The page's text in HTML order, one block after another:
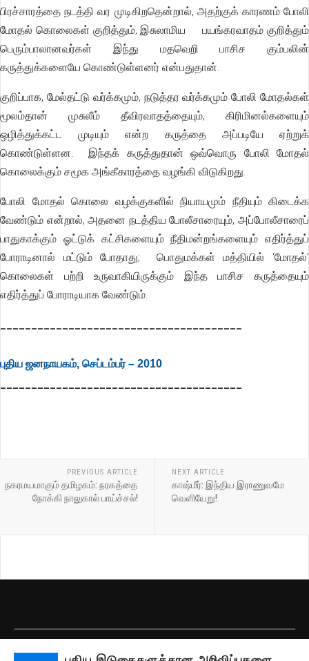
பிரச்சாரத்தை நடத்தி வர முடிகிறதென்றால், அதற்குக் காரணம் போலி
மோதல் கொலைகள் குறித்தும், இசுலாமிய பயங்கரவாதம் குறித்தும்
பெரும்பாலானவர்கள் இந்து மதவெறி பாசிச கும்பலின்
கருத்துக்களையே கொண்டுள்ளனர் என்பதுதான்.
குறிப்பாக, மேல்தட்டு வர்க்கமும், நடுத்தர வர்க்கமும் போலி மோதல்கள்
மூலம்தான் முசுலீம் தீவிரவாதத்தையும், கிரிமினல்களையும்
ஒழித்துக்கட்ட முடியும் என்ற கருத்தை அப்படியே ஏற்றுக்
கொண்டுள்ளன. இந்தக் கருத்துதான் ஒவ்வொரு போலி மோதல்
கொலைக்கும் சமூக அங்கீகாரத்தை வழங்கி விடுகிறது.
போலி மோதல் கொலை வழக்குகளில் நியாயமும் நீதியும் கிடைக்க
வேண்டும் என்றால், அதனை நடத்திய போலீசாரையும், அப்போலீசாரைப்
பாதுகாக்கும் ஓட்டுக் கட்சிகளையும் நீதிமன்றங்களையும் எதிர்த்துப்
போராடினால் மட்டும் போதாது; பொதுமக்கள் மத்தியில் ‘மோதல்’
கொலைகள் பற்றி உருவாகியிருக்கும் இந்த பாசிச கருத்தையும்
எதிர்த்துப் போராடியாக வேண்டும்.
புதிய ஜனநாயகம், செப்டம்பர் – 2010
PREVIOUS ARTICLE
நகரமயமாகும் தமிழகம்: நரகத்தை
நோக்கி நாலுகால் பாய்ச்சல்!
NEXT ARTICLE
காஷ்மீர்: இந்திய இராணுவமே
வெளியேறு!
பதிப்புரிமை © 2026 தமிழரங்கம். அனைத்து உரிமைகளும் கையிருப்பில் கொண்டது.